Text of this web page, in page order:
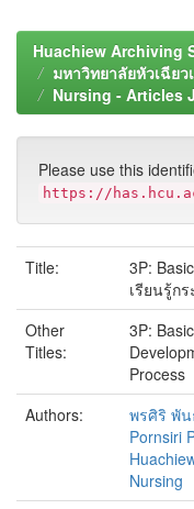
Huachiew Archiving
มหาวิทยาลัยหัวเฉียว
Nursing - Articles
Please use this
https://
Title:
3P:
เรียนรู้ก
Other
Titles:
3P:
Process
Authors:
พรศิริ พั
Pornsiri
Nursing